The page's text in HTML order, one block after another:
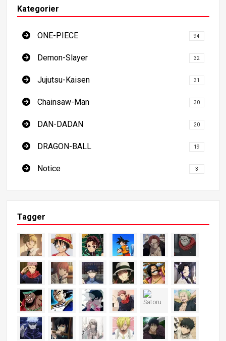
Kategorier
ONE-PIECE 94
Demon-Slayer 32
Jujutsu-Kaisen 31
Chainsaw-Man 30
DAN-DADAN 20
DRAGON-BALL 19
Notice 3
Tagger